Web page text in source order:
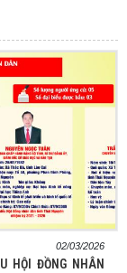
02/03/2026
HỘI ĐỒNG NHÂN